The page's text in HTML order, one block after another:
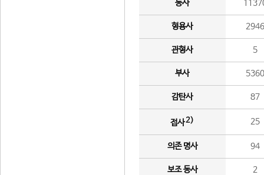
동사
형용사 2946
관형사 5
부사 5360
감탄사 87
접사2) 25
의존 명사 94
보조 동사 2